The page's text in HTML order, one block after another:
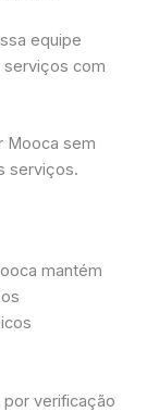
equipe
serviços com
Mooca sem
serviços.
mantém
verificação